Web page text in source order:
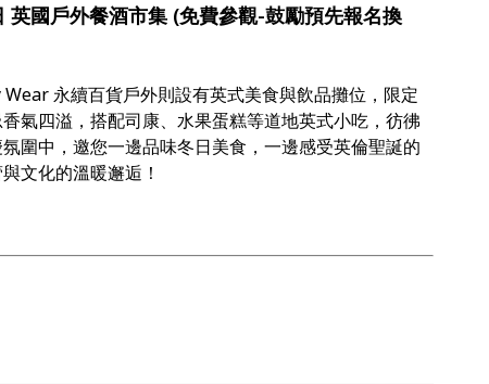
國戶外餐酒市集 (免費參觀-鼓勵預先報名換
永續百貨戶外則設有英式美食與飲品攤位，限定
氣四溢，搭配司康、水果蛋糕等道地英式小吃，彷彿
圍中，邀您一邊品味冬日美食，一邊感受英倫聖誕的
文化的溫暖邂逅！